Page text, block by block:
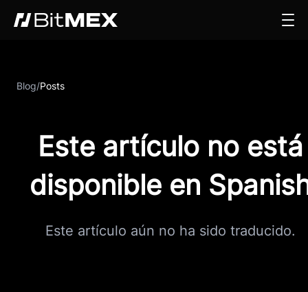
Blog/Posts
Este artículo no está
disponible en
Este artículo aún no ha sido traducido.